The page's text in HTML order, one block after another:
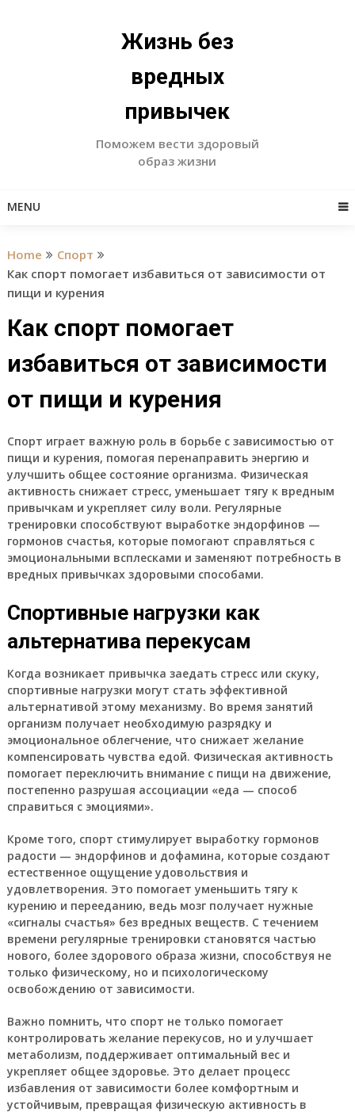
Жизнь без
вредных
привычек
Поможем вести здоровый
образ жизни
MENU
Home
Спорт
Как спорт помогает избавиться от зависимости от
пищи и курения
Как спорт помогает
избавиться от зависимости
от пищи и курения
Спорт играет важную роль в борьбе с зависимостью от
пищи и курения, помогая перенаправить энергию и
улучшить общее состояние организма. Физическая
активность снижает стресс, уменьшает тягу к вредным
привычкам и укрепляет силу воли. Регулярные
тренировки способствуют выработке эндорфинов —
гормонов счастья, которые помогают справляться с
эмоциональными всплесками и заменяют потребность в
вредных привычках здоровыми способами.
Спортивные нагрузки как
альтернатива перекусам
Когда возникает привычка заедать стресс или скуку,
спортивные нагрузки могут стать эффективной
альтернативой этому механизму. Во время занятий
организм получает необходимую разрядку и
эмоциональное облегчение, что снижает желание
компенсировать чувства едой. Физическая активность
помогает переключить внимание с пищи на движение,
постепенно разрушая ассоциации «еда — способ
справиться с эмоциями».
Кроме того, спорт стимулирует выработку гормонов
радости — эндорфинов и дофамина, которые создают
естественное ощущение удовольствия и
удовлетворения. Это помогает уменьшить тягу к
курению и перееданию, ведь мозг получает нужные
«сигналы счастья» без вредных веществ. С течением
времени регулярные тренировки становятся частью
нового, более здорового образа жизни, способствуя не
только физическому, но и психологическому
освобождению от зависимости.
Важно помнить, что спорт не только помогает
контролировать желание перекусов, но и улучшает
метаболизм, поддерживает оптимальный вес и
укрепляет общее здоровье. Это делает процесс
избавления от зависимости более комфортным и
устойчивым, превращая физическую активность в